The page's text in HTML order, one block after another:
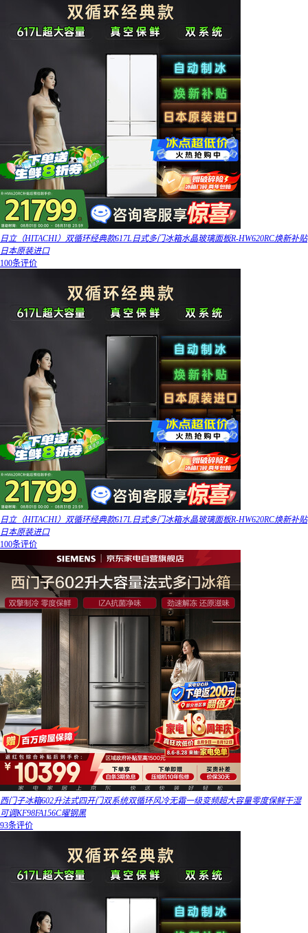
日立（HITACHI）双循环经典款617L日式多门冰箱水晶玻璃面板R-HW620RC焕新补贴
日本原装进口
100条评价
日立（HITACHI）双循环经典款617L日式多门冰箱水晶玻璃面板R-HW620RC焕新补贴
日本原装进口
100条评价
西门子冰箱602升法式四开门双系统双循环风冷无霜一级变频超大容量零度保鲜干湿
可调KF98FA156C曜钢黑
93条评价